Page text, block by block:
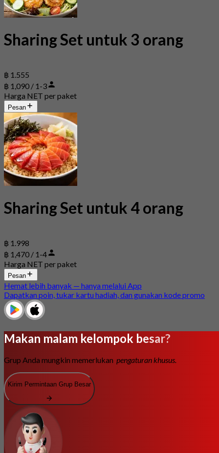
Sharing Set untuk 3 orang
฿ 1.555
฿ 1,090 / 1-3
Harga NET per paket
Pesan
Sharing Set untuk 4 orang
฿ 1.998
฿ 1,470 / 1-4
Harga NET per paket
Pesan
Hemat lebih banyak — hanya melalui App
Dapatkan poin, tukar kartu hadiah, dan gunakan kode promo
Makan malam kelompok besar?
Grup Anda mungkin memerlukan pengaturan khusus.
Kirim Permintaan Grup Besar